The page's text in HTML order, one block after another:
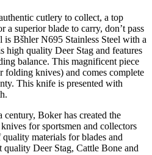
cutlery to collect, a top
superior blade to carry, don’t pass
is Bšhler N695 Stainless Steel with a
high quality Deer Stag and features
balance. This magnificent piece
folding knives) and comes complete
This knife is presented with
Boker has created the
for sportsmen and collectors
materials for blades and
quality Deer Stag, Cattle Bone and